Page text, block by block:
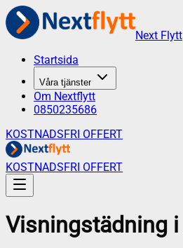
Next Flytt
Startsida
Våra tjänster
Om Nextflytt
0850235686
KOSTNADSFRI OFFERT
KOSTNADSFRI OFFERT
Visningstädning i